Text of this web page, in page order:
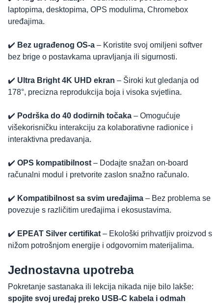
laptopima, desktopima, OPS modulima, Chromebox
uređajima.
✔️ Bez ugrađenog OS-a – Koristite svoj omiljeni softver
bez brige o postavkama upravljanja ili sigurnosti.
✔️ Ultra Bright 4K UHD ekran – Široki kut gledanja od
178°, precizna reprodukcija boja i visoka svjetlina.
✔️ Podrška do 40 dodirnih točaka – Omogućuje
višekorisničku interakciju za kolaborativne radionice i
interaktivna predavanja.
✔️ OPS kompatibilnost – Dodajte snažan on-board
računalni modul i pretvorite zaslon snažno računalo.
✔️ Kompatibilnost sa svim uređajima – Bez problema se
povezuje s različitim uređajima i ekosustavima.
✔️ EPEAT Silver certifikat – Ekološki prihvatljiv proizvod s
nižom potrošnjom energije i odgovornim materijalima.
Jednostavna upotreba
Pokretanje sastanaka ili lekcija nikada nije bilo lakše:
spojite svoj uređaj preko USB-C kabela i odmah